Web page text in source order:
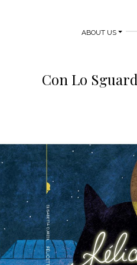
MAIN
ABOUT US
Con Lo